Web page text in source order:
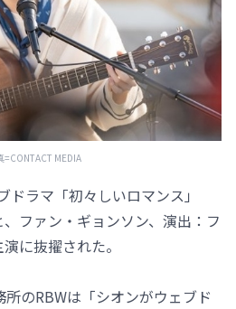
=CONTACT MEDIA
ドラマ「初々しいロマンス」
、ファン・ギョンソン、演出：フ
に抜擢された。
のRBWは「シオンがウェブド